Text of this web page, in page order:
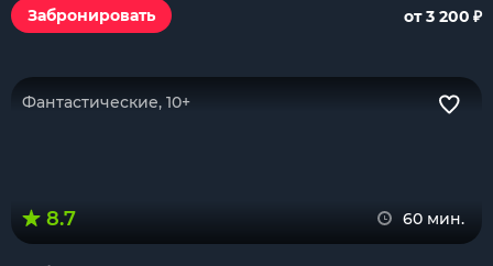
Забронировать от 3 200 ₽
Фантастические, 10+
8.7 60 мин.